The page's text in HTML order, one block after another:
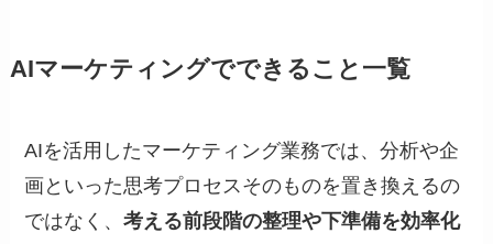
AIマーケティングでできること一覧
AIを活用したマーケティング業務では、分析や企
画といった思考プロセスそのものを置き換えるの
ではなく、考える前段階の整理や下準備を効率化